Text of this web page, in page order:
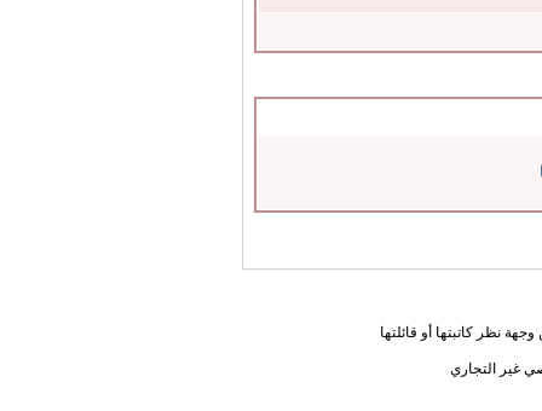
نظر كاتبتها أو قائلتها
غير التجاري